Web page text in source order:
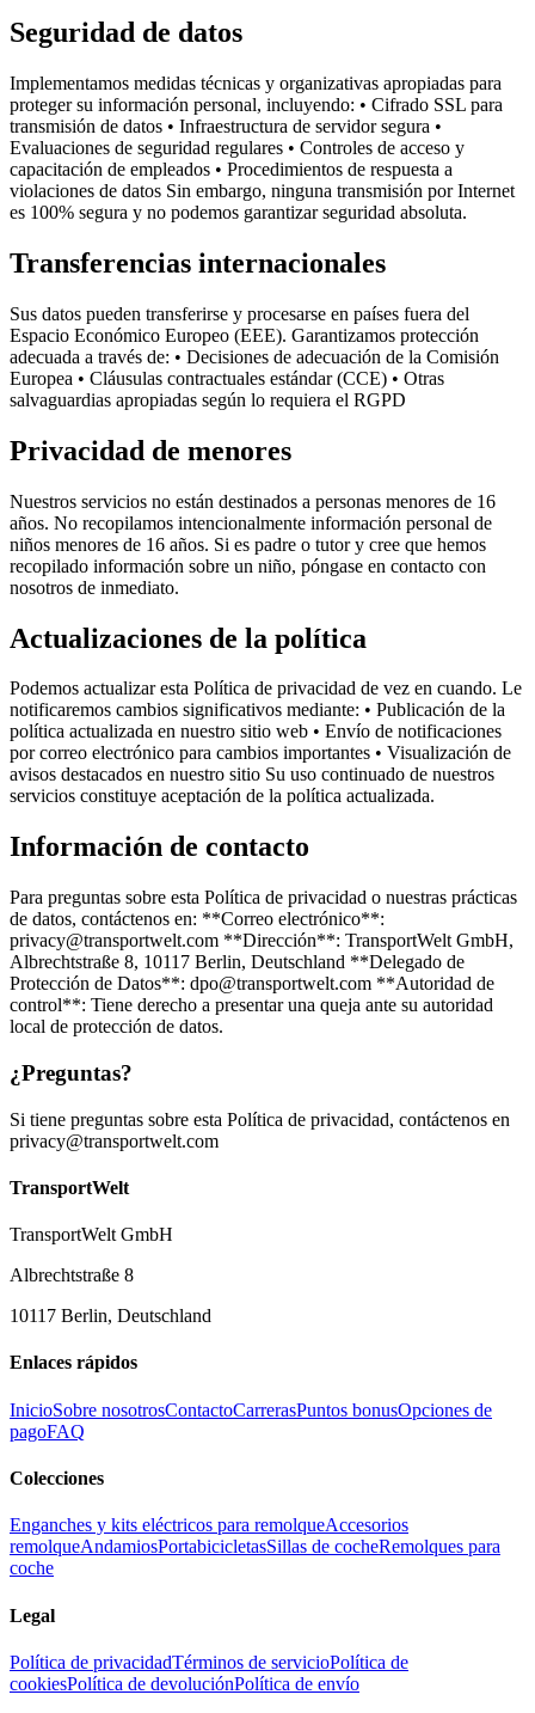
Seguridad de datos
Implementamos medidas técnicas y organizativas apropiadas para
proteger su información personal, incluyendo: • Cifrado SSL para
transmisión de datos • Infraestructura de servidor segura •
Evaluaciones de seguridad regulares • Controles de acceso y
capacitación de empleados • Procedimientos de respuesta a
violaciones de datos Sin embargo, ninguna transmisión por Internet
es 100% segura y no podemos garantizar seguridad absoluta.
Transferencias internacionales
Sus datos pueden transferirse y procesarse en países fuera del
Espacio Económico Europeo (EEE). Garantizamos protección
adecuada a través de: • Decisiones de adecuación de la Comisión
Europea • Cláusulas contractuales estándar (CCE) • Otras
salvaguardias apropiadas según lo requiera el RGPD
Privacidad de menores
Nuestros servicios no están destinados a personas menores de 16
años. No recopilamos intencionalmente información personal de
niños menores de 16 años. Si es padre o tutor y cree que hemos
recopilado información sobre un niño, póngase en contacto con
nosotros de inmediato.
Actualizaciones de la política
Podemos actualizar esta Política de privacidad de vez en cuando. Le
notificaremos cambios significativos mediante: • Publicación de la
política actualizada en nuestro sitio web • Envío de notificaciones
por correo electrónico para cambios importantes • Visualización de
avisos destacados en nuestro sitio Su uso continuado de nuestros
servicios constituye aceptación de la política actualizada.
Información de contacto
Para preguntas sobre esta Política de privacidad o nuestras prácticas
de datos, contáctenos en: **Correo electrónico**:
privacy@transportwelt.com **Dirección**: TransportWelt GmbH,
Albrechtstraße 8, 10117 Berlin, Deutschland **Delegado de
Protección de Datos**: dpo@transportwelt.com **Autoridad de
control**: Tiene derecho a presentar una queja ante su autoridad
local de protección de datos.
¿Preguntas?
Si tiene preguntas sobre esta Política de privacidad, contáctenos en
privacy@transportwelt.com
TransportWelt
TransportWelt GmbH
Albrechtstraße 8
10117 Berlin, Deutschland
Enlaces rápidos
InicioSobre nosotrosContactoCarrerasPuntos bonusOpciones de
pagoFAQ
Colecciones
Enganches y kits eléctricos para remolqueAccesorios
remolqueAndamiosPortabicicletasSillas de cocheRemolques para
coche
Legal
Política de privacidadTérminos de servicioPolítica de
cookiesPolítica de devoluciónPolítica de envío